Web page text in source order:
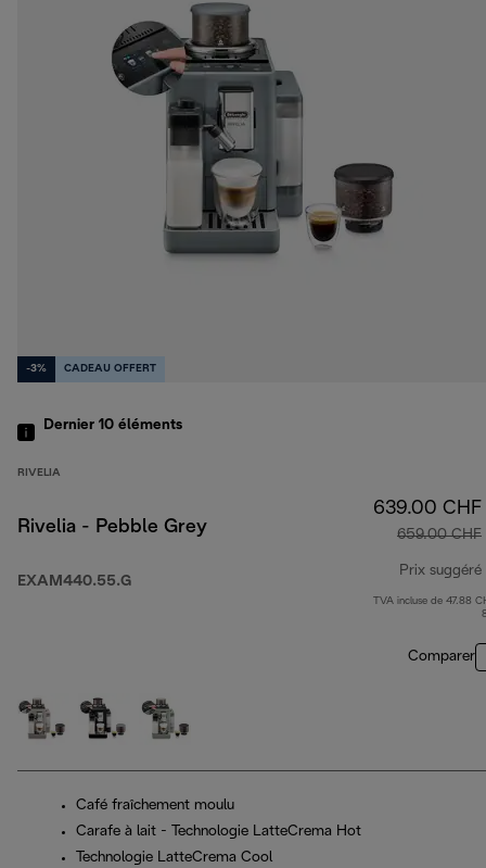
-3% CADEAU OFFERT
Dernier 10 éléments
RIVELIA
Rivelia - Pebble Grey
EXAM440.55.G
639.00 CHF
659.00 CHF
Prix suggéré
TVA incluse de 47.88
Comparer
Café fraîchement moulu
Carafe à lait - Technologie LatteCrema Hot
Technologie LatteCrema Cool